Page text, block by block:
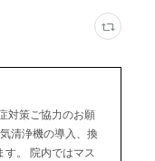
対策ご協力のお願
清浄機の導入、換
。 院内ではマス